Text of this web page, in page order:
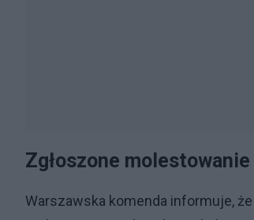
Zgłoszone
Warszawska komenda informuje,